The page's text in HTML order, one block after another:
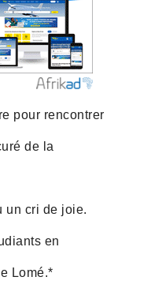
pour rencontrer
de la
un cri de joie.
en
Lomé.*